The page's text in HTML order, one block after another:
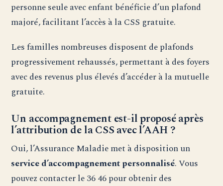
personne seule avec enfant bénéficie d’un plafond
majoré, facilitant l’accès à la CSS gratuite.
Les familles nombreuses disposent de plafonds
progressivement rehaussés, permettant à des foyers
avec des revenus plus élevés d’accéder à la mutuelle
gratuite.
Un accompagnement est-il proposé après
l’attribution de la CSS avec l’AAH ?
Oui, l’Assurance Maladie met à disposition un
service d’accompagnement personnalisé. Vous
pouvez contacter le 36 46 pour obtenir des